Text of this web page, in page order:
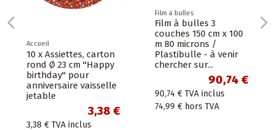
Accueil
10 x Assiettes, carton
rond Ø 23 cm "Happy
birthday" pour
anniversaire vaisselle
jetable
3,38 €
3,38 € TVA inclus
Film à bulles
Film à bulles 3
couches 150 cm x 100
m 80 microns /
Plastibulle - à venir
chercher sur...
90,74 €
90,74 € TVA inclus
74,99 € hors TVA